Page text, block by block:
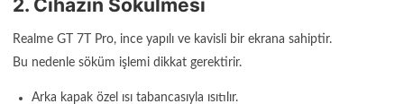
2. Cihazın Sökülmesi
Realme GT 7T Pro, ince yapılı ve kavisli bir ekrana sahiptir.
Bu nedenle söküm işlemi dikkat gerektirir.
Arka kapak özel ısı tabancasıyla ısıtılır.